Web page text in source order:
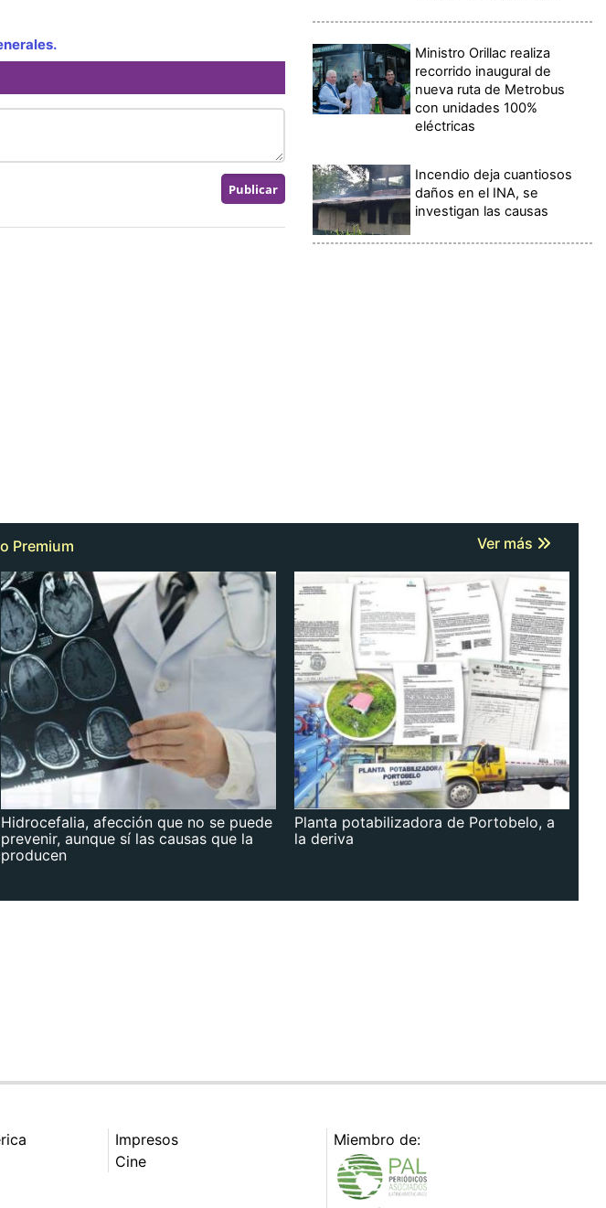
Ministro Orillac realiza
recorrido inaugural de
nueva ruta de Metrobus
con unidades 100%
eléctricas
Incendio deja cuantiosos
daños en el INA, se
investigan las causas
Premium Ver más
Hidrocefalia, afección que no se puede
prevenir, aunque sí las causas que la
producen
Planta potabilizadora de Portobelo, a
la deriva
Impresos
Cine
Miembro de: